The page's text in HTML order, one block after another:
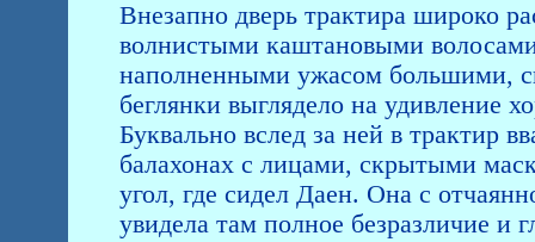
Внезапно дверь трактира широко
волнистыми каштановыми
наполненными ужасом большими,
беглянки выглядело на удивление
Буквально вслед за ней в трактир
балахонах с лицами, скрытыми
угол, где сидел Даен. Она с
увидела там полное безразличие и